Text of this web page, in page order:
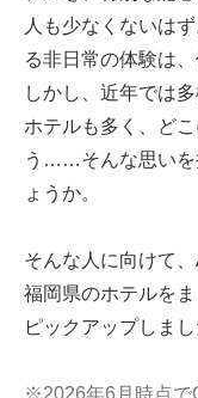
人も少なくないは
る非日常の体験は
しかし、近年では
ホテルも多く、ど
う……そんな思いを
ょうか。
そんな人に向けて
福岡県のホテルを
ピックアップしまし
※2026年6月時点で